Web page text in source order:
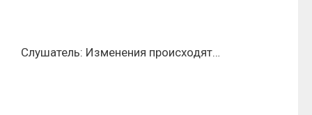
Слушатель: Изменения происходят…